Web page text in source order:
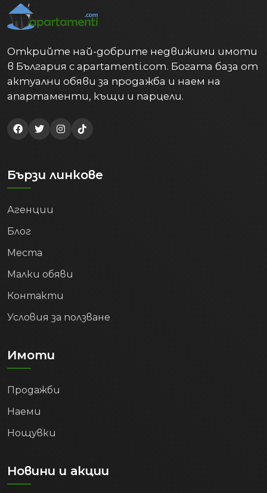
Открийте най-добрите недвижими имоти
в България с apartamenti.com. Богата база от
актуални обяви за продажба и наем на
апартаменти, къщи и парцели.
Бързи линкове
Агенции
Блог
Места
Малки обяви
Контакти
Условия за ползване
Имоти
Продажби
Наеми
Нощувки
Новини и акции